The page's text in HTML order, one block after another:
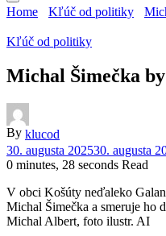
Home Kľúč od politiky
Kľúč od politiky
Michal Šimečka
By klucod
30. augusta 202530. augusta
0 minutes, 28 seconds Read
V obci Košúty neďaleko
Michal Šimečka a smeruje ho
Michal Albert, foto ilustr. AI